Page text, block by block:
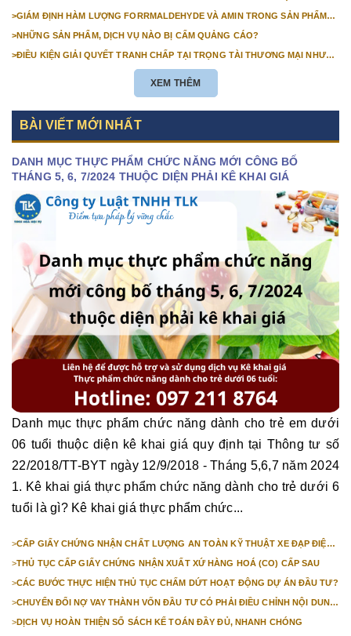
CHƯƠNG TRÌNH KHUYẾN MẠI NỮA HAY KHÔNG?
>GIÁM ĐỊNH HÀM LƯỢNG FORRMALDEHYDE VÀ AMIN TRONG SẢN PHẨM
>NHỮNG SẢN PHẨM, DỊCH VỤ NÀO BỊ CẤM QUẢNG CÁO?
>ĐIỀU KIỆN GIẢI QUYẾT TRANH CHẤP TẠI TRỌNG TÀI THƯƠNG MẠI NHƯ
XEM THÊM
BÀI VIẾT MỚI NHẤT
DANH MỤC THỰC PHẨM CHỨC NĂNG MỚI CÔNG BỐ
THÁNG 5, 6, 7/2024 THUỘC DIỆN PHẢI KÊ KHAI GIÁ
Danh mục thực phẩm chức năng dành cho trẻ em dưới
06 tuổi thuộc diện kê khai giá quy định tại Thông tư số
22/2018/TT-BYT ngày 12/9/2018 - Tháng 5,6,7 năm 2024
1. Kê khai giá thực phẩm chức năng dành cho trẻ dưới 6
tuổi là gì? Kê khai giá thực phẩm chức...
>CẤP GIẤY CHỨNG NHẬN CHẤT LƯỢNG AN TOÀN KỸ THUẬT XE ĐẠP ĐIỆN
NHẬP KHẨU
>THỦ TỤC CẤP GIẤY CHỨNG NHẬN XUẤT XỨ HÀNG HOÁ (CO) CẤP SAU
>CÁC BƯỚC THỰC HIỆN THỦ TỤC CHẤM DỨT HOẠT ĐỘNG DỰ ÁN ĐẦU TƯ?
>CHUYỂN ĐỔI NỢ VAY THÀNH VỐN ĐẦU TƯ CÓ PHẢI ĐIỀU CHỈNH NỘI DUNG
GIẤY CHỨNG NHẬN ĐĂNG KÝ ĐẦU TƯ KHÔNG?
>DỊCH VỤ HOÀN THIỆN SỔ SÁCH KẾ TOÁN ĐẦY ĐỦ, NHANH CHÓNG